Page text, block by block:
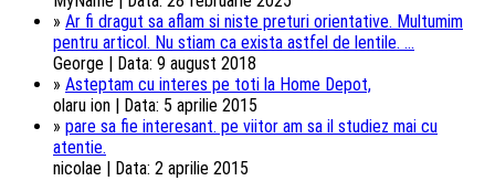
» Ar fi dragut sa aflam si niste preturi orientative. Multumim
pentru articol. Nu stiam ca exista astfel de lentile. ...
George | Data: 9 august 2018
» Asteptam cu interes pe toti la Home Depot,
olaru ion | Data: 5 aprilie 2015
» pare sa fie interesant. pe viitor am sa il studiez mai cu
atentie.
nicolae | Data: 2 aprilie 2015